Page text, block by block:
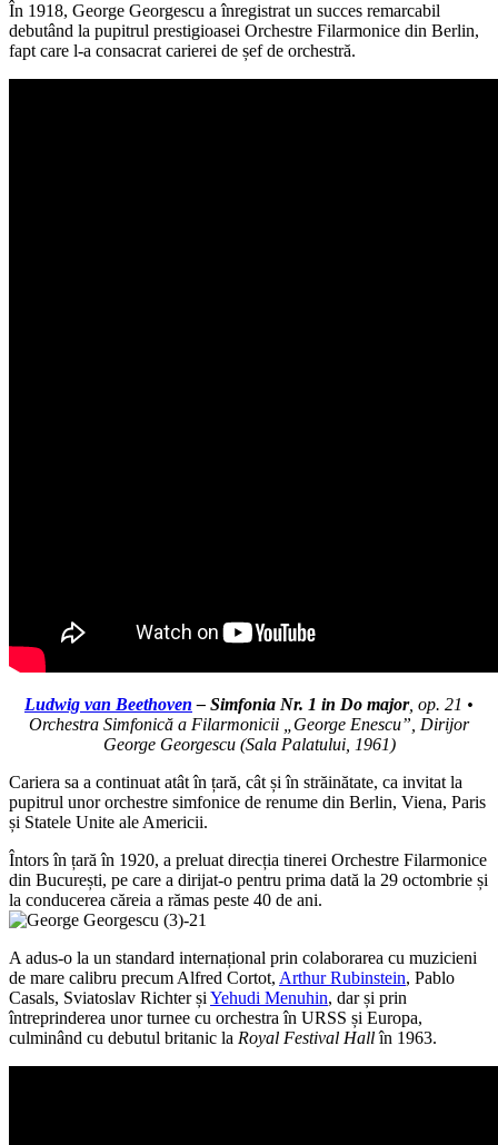
În 1918, George Georgescu a înregistrat un succes remarcabil
debutând la pupitrul prestigioasei Orchestre Filarmonice din Berlin,
fapt care l-a consacrat carierei de șef de orchestră.
Ludwig van Beethoven – Simfonia Nr. 1 in Do major, op. 21 •
Orchestra Simfonică a Filarmonicii „George Enescu”, Dirijor
George Georgescu (Sala Palatului, 1961)
Cariera sa a continuat atât în țară, cât și în străinătate, ca invitat la
pupitrul unor orchestre simfonice de renume din Berlin, Viena, Paris
și Statele Unite ale Americii.
Întors în țară în 1920, a preluat direcția tinerei Orchestre Filarmonice
din București, pe care a dirijat-o pentru prima dată la 29 octombrie și
la conducerea căreia a rămas peste 40 de ani.
A adus-o la un standard internațional prin colaborarea cu muzicieni
de mare calibru precum Alfred Cortot, Arthur Rubinstein, Pablo
Casals, Sviatoslav Richter și Yehudi Menuhin, dar și prin
întreprinderea unor turnee cu orchestra în URSS și Europa,
culminând cu debutul britanic la Royal Festival Hallîn 1963.